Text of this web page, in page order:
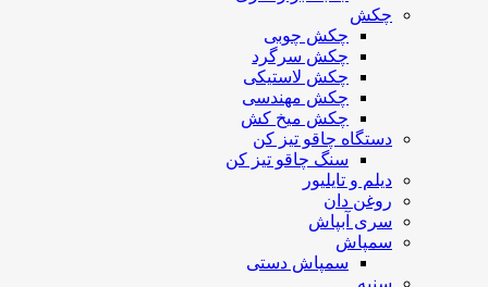
چکش
چکش چوبی
چکش سرگرد
چکش لاستیکی
چکش مهندسی
چکش میخ کش
دستگاه چاقو تیز کن
سنگ چاقو تیز کن
دیلم و تایلیور
روغن دان
سری آبپاش
سمپاش
سمپاش دستی
سنبه